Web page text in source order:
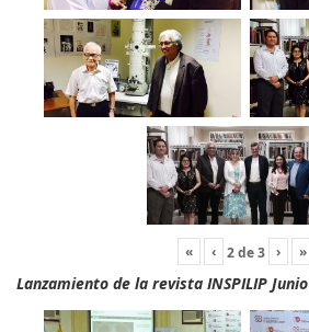
« ‹ 2de3 › »
Lanzamiento de la revista INSPILIP